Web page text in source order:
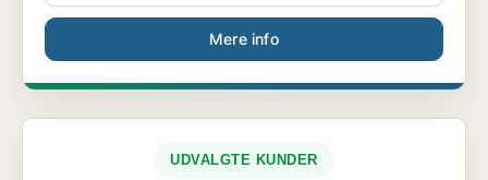
Mere info
UDVALGTE KUNDER